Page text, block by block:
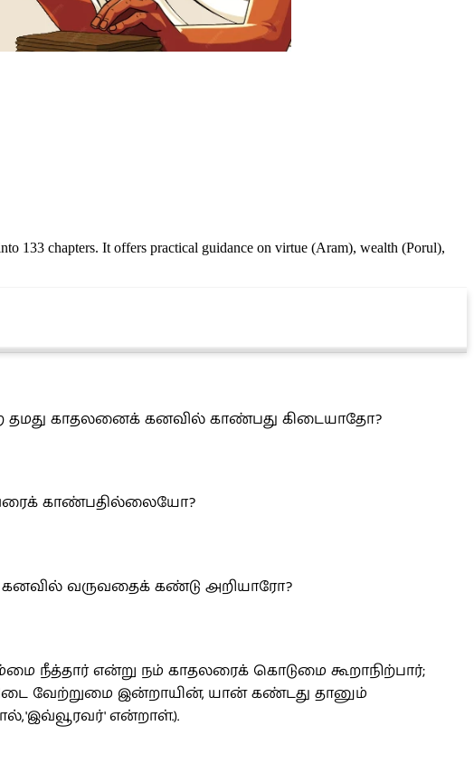
133 chapters. It offers practical guidance on virtue (Aram), wealth (Porul),
தமது காதலனைக் கனவில் காண்பது கிடையாதோ?
காண்பதில்லையோ?
கனவில் வருவதைக் கண்டு அறியாரோ?
நீத்தார் என்று நம் காதலரைக் கொடுமை கூறாநிற்பார்;
வேற்றுமை இன்றாயின், யான் கண்டது தானும்
'இவ்வூரவர்' என்றாள்.).